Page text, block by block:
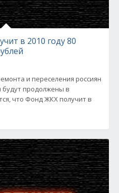
в 2010 году 80
и переселения россиян
будут продолжены в
что Фонд ЖКХ получит в